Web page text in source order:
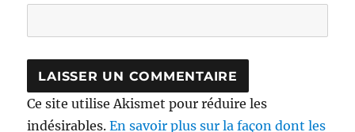
Ce site utilise Akismet pour réduire les
indésirables.En savoir plus sur la façon dont les